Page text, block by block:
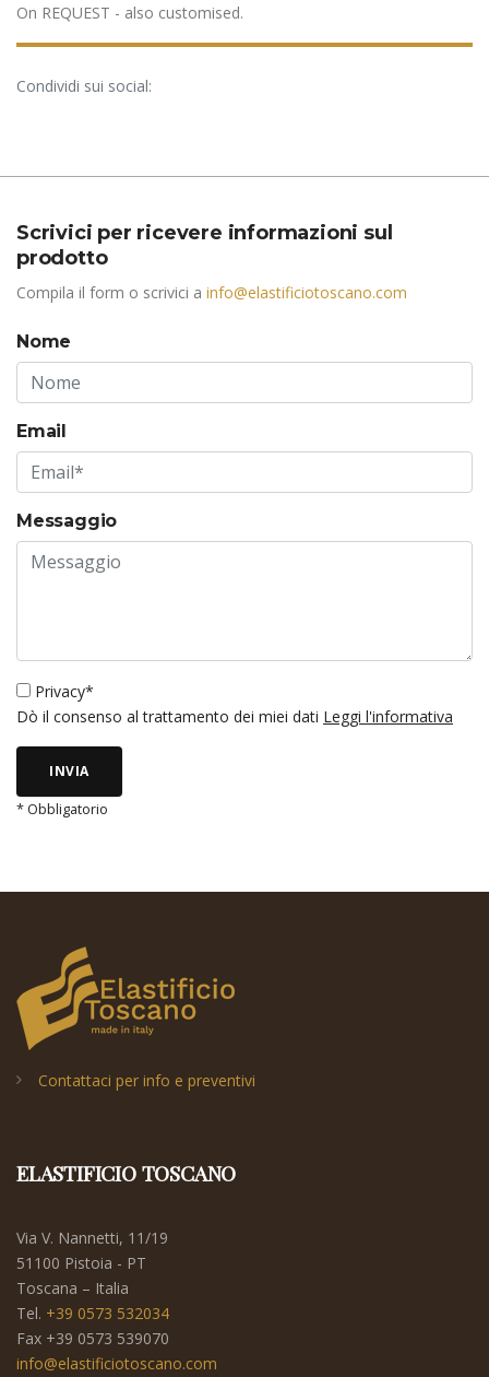
On REQUEST - also customised.
Condividi sui social:
Scrivici per ricevere informazioni sul
prodotto
Compila il form o scrivici a info@elastificiotoscano.com
Nome
Email
Messaggio
Privacy*
Dò il consenso al trattamento dei miei dati Leggi l'informativa
INVIA
* Obbligatorio
Contattaci per info e preventivi
ELASTIFICIO TOSCANO
Via V. Nannetti, 11/19
51100 Pistoia - PT
Toscana – Italia
Tel. +39 0573 532034
Fax +39 0573 539070
info@elastificiotoscano.com